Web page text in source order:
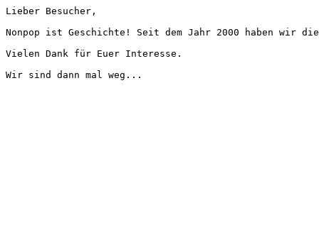
Lieber Besucher,
Nonpop ist Geschichte! Seit dem Jahr 2000 haben wir
Vielen Dank für Euer Interesse.
Wir sind dann mal weg...